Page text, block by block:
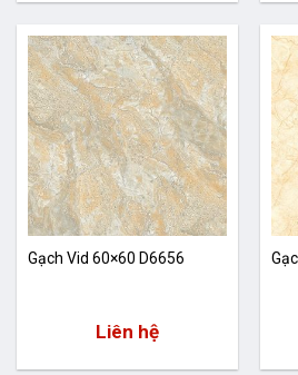
Gạch Vid 60×60 D6656
Liên hệ